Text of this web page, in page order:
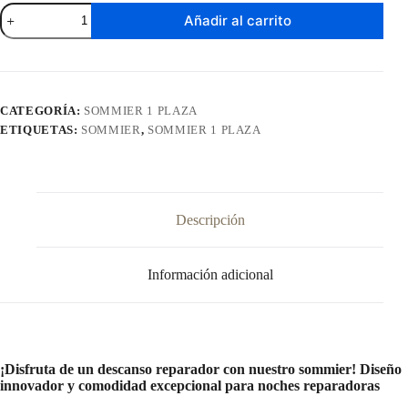
Sommier
Superdensidad
1
Añadir al carrito
CATEGORÍA: SOMMIER 1 PLAZA
ETIQUETAS: SOMMIER, SOMMIER 1 PLAZA
Descripción
Información adicional
¡Disfruta de un descanso reparador con nuestro sommier! Diseño
innovador y comodidad excepcional para noches reparadoras